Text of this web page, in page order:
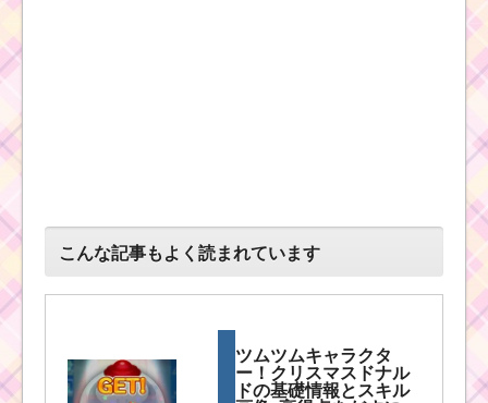
こんな記事もよく読まれています
ツムツムキャラクタ
ー！クリスマスドナル
ドの基礎情報とスキル